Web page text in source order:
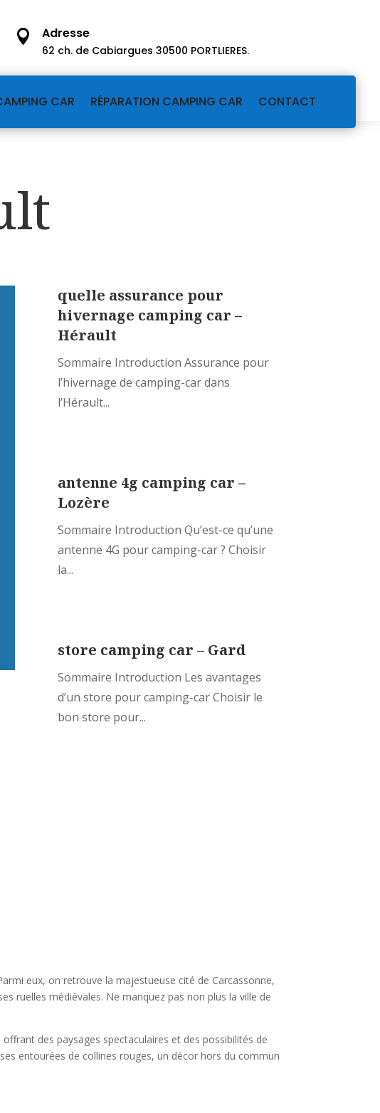
 Adresse
62 ch. de Cabiargues 30500 PORTLIERES.
CAR RÉPARATION CAMPING CAR CONTACT
quelle assurance pour
hivernage camping car –
Hérault
Sommaire Introduction Assurance pour
l’hivernage de camping-car dans
l’Hérault...
antenne 4g camping car –
Lozère
Sommaire Introduction Qu’est-ce qu’une
antenne 4G pour camping-car ? Choisir
la...
store camping car – Gard
Sommaire Introduction Les avantages
d’un store pour camping-car Choisir le
bon store pour...
eux, on retrouve la majestueuse cité de Carcassonne,
ruelles médiévales. Ne manquez pas non plus la ville de
des paysages spectaculaires et des possibilités de
entourées de collines rouges, un décor hors du commun